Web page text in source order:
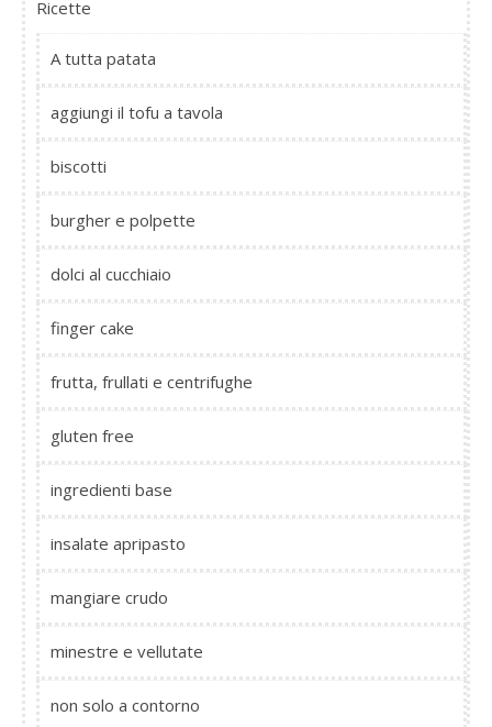
Ricette
A tutta patata
aggiungi il tofu a tavola
biscotti
burgher e polpette
dolci al cucchiaio
finger cake
frutta, frullati e centrifughe
gluten free
ingredienti base
insalate apripasto
mangiare crudo
minestre e vellutate
non solo a contorno